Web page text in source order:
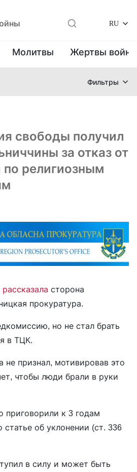
RU
Молитвы Жертвы
Фильтры
свободы получил
за отказ от
религиозным
рассказала сторона
прокуратура.
но не стал брать
в ТЦК.
не признал, мотивировав это
чтобы люди брали в руки
приговорили к 3 годам
об уклонении (ст. 336
в силу и может быть